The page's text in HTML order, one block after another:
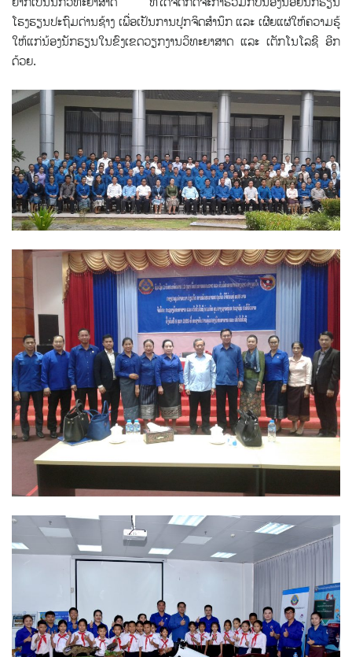
ໂຮງຮຽນປະຖົມດ່ານຊ້າງ ເພື່ອເປັນການປູກຈິດສຳນຶກ ແລະ ເຜີຍແຜ່ໃຫ້ຄວາມຮູ້
ໃຫ້ແກ່ນ້ອງນັກຮຽນໃນຂົງເຂດວຽກງານວິທະຍາສາດ ແລະ ເຕັກໂນໂລຊີ ອີກ
ດ້ວຍ.